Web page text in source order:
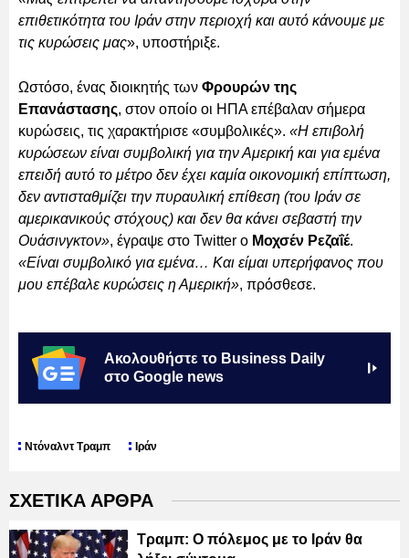
επιθετικότητα του Ιράν στην περιοχή και αυτό κάνουμε με
τις κυρώσεις μας», υποστήριξε.
Ωστόσο, ένας διοικητής των Φρουρών της
Επανάστασης, στον οποίο οι ΗΠΑ επέβαλαν σήμερα
κυρώσεις, τις χαρακτήρισε «συμβολικές». «Η επιβολή
κυρώσεων είναι συμβολική για την Αμερική και για εμένα
επειδή αυτό το μέτρο δεν έχει καμία οικονομική επίπτωση,
δεν αντισταθμίζει την πυραυλική επίθεση (του Ιράν σε
αμερικανικούς στόχους) και δεν θα κάνει σεβαστή την
Ουάσινγκτον», έγραψε στο Twitter ο Μοχσέν Ρεζαΐέ.
«Είναι συμβολικό για εμένα… Και είμαι υπερήφανος που
μου επέβαλε κυρώσεις η Αμερική», πρόσθεσε.
Ακολουθήστε το Business Daily
στο Google news
Ντόναλντ Τραμπ Ιράν
ΣΧΕΤΙΚΑ ΑΡΘΡΑ
Τραμπ: Ο πόλεμος με το Ιράν θα